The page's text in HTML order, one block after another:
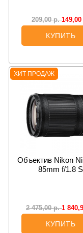
209,00р.
КУПИТЬ
ХИТ ПРОДАЖ
Объектив Nikon
85mm f/1.8 S
2 475,00р. 1
КУПИТЬ